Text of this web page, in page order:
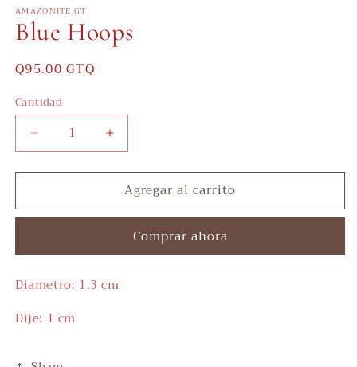
multimedia
1
en
modal
AMAZONITE.GT
Blue Hoops
Precio
Q95.00 GTQ
Cantidad
Reducir
cantidad
para
Hoops
Aumentar
cantidad
para
Blue
Hoops
Agregar al carrito
Comprar ahora
Diametro: 1.3 cm
Dije: 1 cm